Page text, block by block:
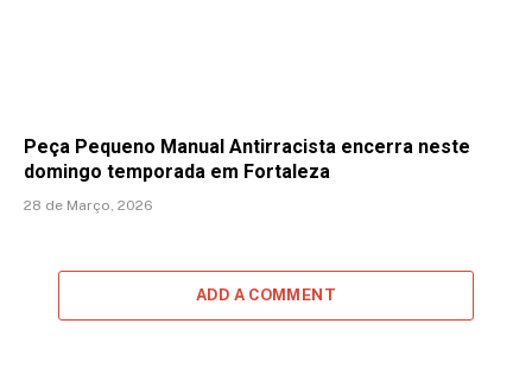
Peça Pequeno Manual Antirracista encerra neste
domingo temporada em Fortaleza
28 de Março, 2026
ADD A COMMENT